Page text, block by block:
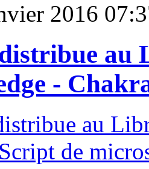
2016
au
-